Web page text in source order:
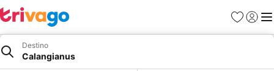
Favoritos
Iniciar
Destino
Calangianus